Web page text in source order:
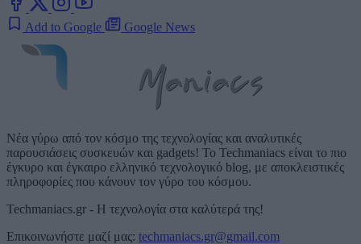
Add to Google Google News
Νέα γύρω από τον κόσμο της τεχνολογίας και αναλυτικές
παρουσιάσεις συσκευών και gadgets! Το Techmaniacs είναι το πιο
έγκυρο και έγκαιρο ελληνικό τεχνολογικό blog, με αποκλειστικές
πληροφορίες που κάνουν τον γύρο του κόσμου.
Techmaniacs.gr - Η τεχνολογία στα καλύτερά της!
Επικοινωνήστε μαζί μας: techmaniacs.gr@gmail.com